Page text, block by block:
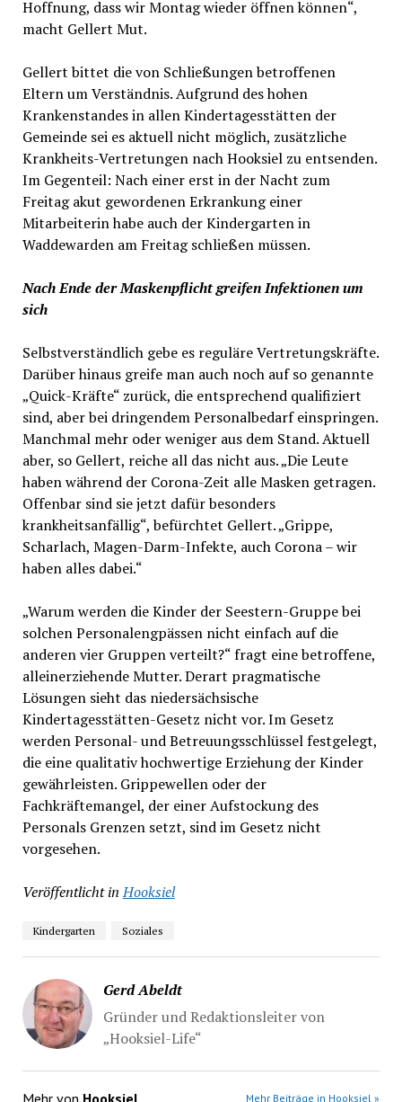
Hoffnung, dass wir Montag wieder öffnen können“,
macht Gellert Mut.
Gellert bittet die von Schließungen betroffenen
Eltern um Verständnis. Aufgrund des hohen
Krankenstandes in allen Kindertagesstätten der
Gemeinde sei es aktuell nicht möglich, zusätzliche
Krankheits-Vertretungen nach Hooksiel zu entsenden.
Im Gegenteil: Nach einer erst in der Nacht zum
Freitag akut gewordenen Erkrankung einer
Mitarbeiterin habe auch der Kindergarten in
Waddewarden am Freitag schließen müssen.
Nach Ende der Maskenpflicht greifen Infektionen um
sich
Selbstverständlich gebe es reguläre Vertretungskräfte.
Darüber hinaus greife man auch noch auf so genannte
„Quick-Kräfte“ zurück, die entsprechend qualifiziert
sind, aber bei dringendem Personalbedarf einspringen.
Manchmal mehr oder weniger aus dem Stand. Aktuell
aber, so Gellert, reiche all das nicht aus. „Die Leute
haben während der Corona-Zeit alle Masken getragen.
Offenbar sind sie jetzt dafür besonders
krankheitsanfällig“, befürchtet Gellert. „Grippe,
Scharlach, Magen-Darm-Infekte, auch Corona – wir
haben alles dabei.“
„Warum werden die Kinder der Seestern-Gruppe bei
solchen Personalengpässen nicht einfach auf die
anderen vier Gruppen verteilt?“ fragt eine betroffene,
alleinerziehende Mutter. Derart pragmatische
Lösungen sieht das niedersächsische
Kindertagesstätten-Gesetz nicht vor. Im Gesetz
werden Personal- und Betreuungsschlüssel festgelegt,
die eine qualitativ hochwertige Erziehung der Kinder
gewährleisten. Grippewellen oder der
Fachkräftemangel, der einer Aufstockung des
Personals Grenzen setzt, sind im Gesetz nicht
vorgesehen.
Veröffentlicht in Hooksiel
Kindergarten Soziales
Gerd Abeldt
Gründer und Redaktionsleiter von
„Hooksiel-Life“
Mehr von Hooksiel Mehr Beiträge in Hooksiel »